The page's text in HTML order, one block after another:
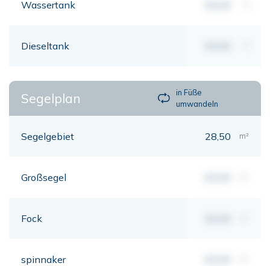
Wassertank
Dieseltank
Segelplan
in Füße
umwandeln
Segelgebiet 28,50 m²
Großsegel
Fock
spinnaker